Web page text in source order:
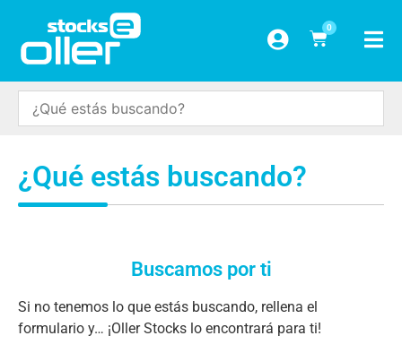
0
¿Qué estás buscando?
Buscamos por ti
Si no tenemos lo que estás buscando, rellena el
formulario y… ¡Oller Stocks lo encontrará para ti!